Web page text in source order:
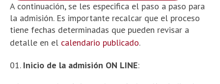
A continuación, se les especifica el paso a paso para
la admisión. Es importante recalcar que el proceso
tiene fechas determinadas que pueden revisar a
detalle en el calendario publicado.
Inicio de la admisión ON LINE: